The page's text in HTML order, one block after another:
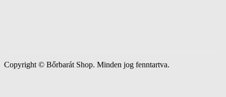
Copyright © Bőrbarát Shop. Minden jog fenntartva.